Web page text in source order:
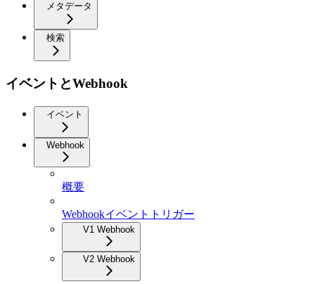
メタデータ
検索
イベントとWebhook
イベント
Webhook
概要
Webhookイベントトリガー
V1 Webhook
V2 Webhook